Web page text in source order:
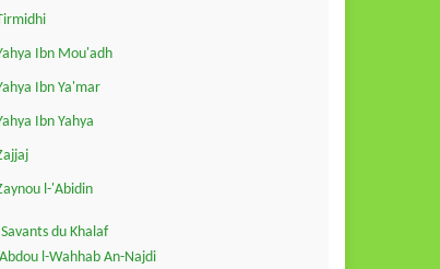
Ibn Mou'adh
Ibn Ya'mar
Ibn Yahya
l-'Abidin
du Khalaf
l-Wahhab An-Najdi